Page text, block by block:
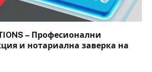
– Професионални
и нотариална заверка на